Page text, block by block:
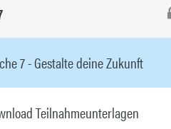
7 - Gestalte deine Zukunft
Teilnahmeunterlagen